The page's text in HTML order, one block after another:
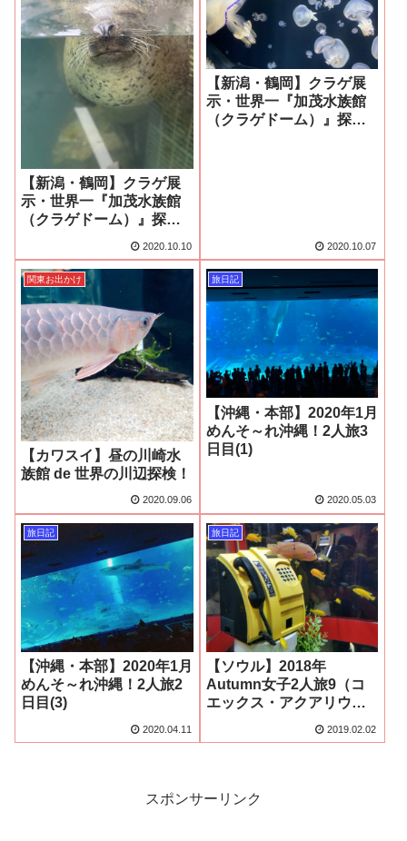
【新潟・鶴岡】クラゲ展
示・世界一『加茂水族館
（クラゲドーム）』探索
2020.10.10
【新潟・鶴岡】クラゲ展
示・世界一『加茂水族館
（クラゲドーム）』探索
2020.10.07
関東お出かけ
【カワスイ】昼の川崎水
族館 de 世界の川辺探検！
2020.09.06
旅日記
【沖縄・本部】2020年1月
めんそ～れ沖縄！2人旅3
日目(1)
2020.05.03
旅日記
【沖縄・本部】2020年1月
めんそ～れ沖縄！2人旅2
日目(3)
2020.04.11
旅日記
【ソウル】2018年
Autumn女子2人旅9（コ
エックス・アクアリウム
2019.02.02
スポンサーリンク